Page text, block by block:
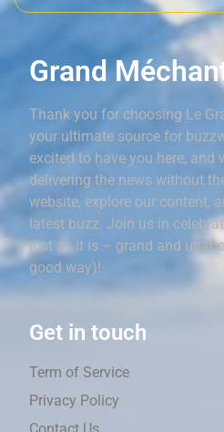
Grand
Thank you for choosing Le
your ultimate source for
excited to have you here, and
delivering the news without
website, explore our content,
latest buzz. Join us in
just as it is – grand and
good way)!
Get in touch
Term of Service
Privacy Policy